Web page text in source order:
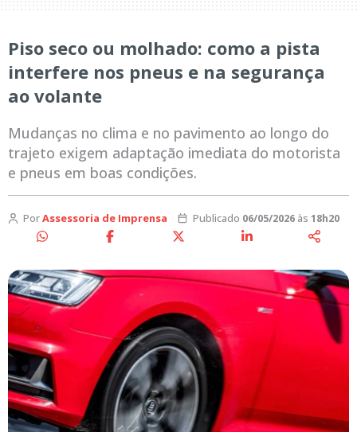
Piso seco ou molhado: como a pista
interfere nos pneus e na segurança
ao volante
Mudanças no clima e no pavimento ao longo do
trajeto exigem adaptação imediata do motorista
e pneus em boas condições.
PorAssessoria de Imprensa Publicado 06/05/2026às 18h20